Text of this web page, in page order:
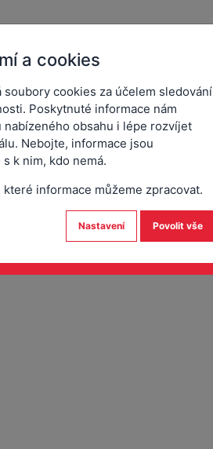
a cookies
cookies za účelem sledování
Poskytnuté informace nám
nabízeného obsahu i lépe rozvíjet
Nebojte, informace jsou
k nim, kdo nemá.
informace můžeme zpracovat.
Nastavení Povolit vše